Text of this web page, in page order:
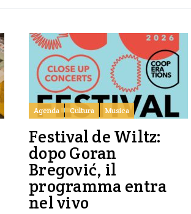
Agenda Cultura Musica
Festival de Wiltz:
dopo Goran
Bregović, il
programma entra
nel vivo